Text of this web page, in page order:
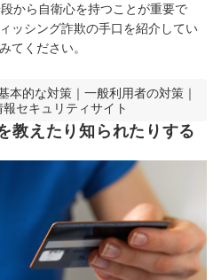
から自衛心を持つことが重要で
ッシング詐欺の手口を紹介してい
てください。
本的な対策｜一般利用者の対策｜
セキュリティサイト
教えたり知られたりする